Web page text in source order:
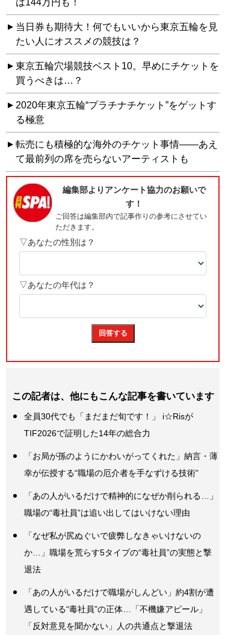
当日券も期待大！何でもいいから東京五輪を見
たい人にオススメの競技は？
東京五輪穴場競技ベスト10。早めにチケットを
買うべきは…？
2020年東京五輪“プラチナチケット”をゲットす
る極意
転売にも積極的な海外のチケット事情――あえ
て最前列の席を売らないアーティストも
この記者は、他にもこんな記事を書いています
全員30代でも「まだまだ旬です！」 i☆Risが
TIF2026で証明した14年の総合力
「お局が孫のようにかわいがってくれた」納言・薄
幸が伝授する“職場の厄介者を手なずける技術”
「あの人がいるだけで精神的になぜか削られる…」
職場の“毒社員”は追い出してはいけない理由
「なぜ私が尻ぬぐいで疲弊しなきゃいけないの
か…」職場を荒らす5タイプの“毒社員”の実態と撃
退法
「あの人がいるだけで職場がしんどい」約4割が遭
遇している“毒社員”の正体…「不機嫌アピール」
「反対意見を聞かない」人の共通点と撃退法